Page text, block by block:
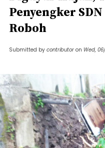
Penyengker
Roboh
Submitted by contributor on Wed,